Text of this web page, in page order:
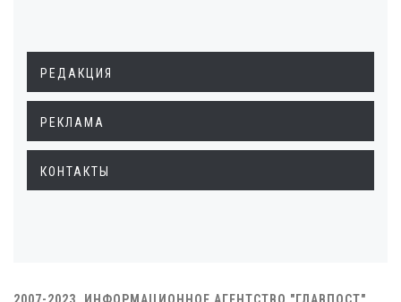
РЕДАКЦИЯ
РЕКЛАМА
КОНТАКТЫ